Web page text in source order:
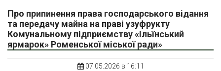
Про припинення права господарського відання
та передачу майна на праві узуфрукту
Комунальному підприємству «Ільїнський
ярмарок» Роменської міської ради»
07.05.2026 в 16:11